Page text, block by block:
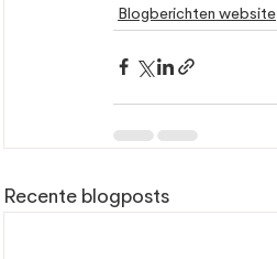
Blogberichten website
Recente blogposts